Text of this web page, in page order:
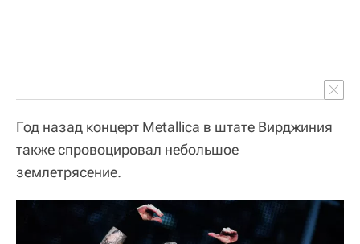
Год назад концерт Metallica в штате Вирджиния
также спровоцировал небольшое
землетрясение.